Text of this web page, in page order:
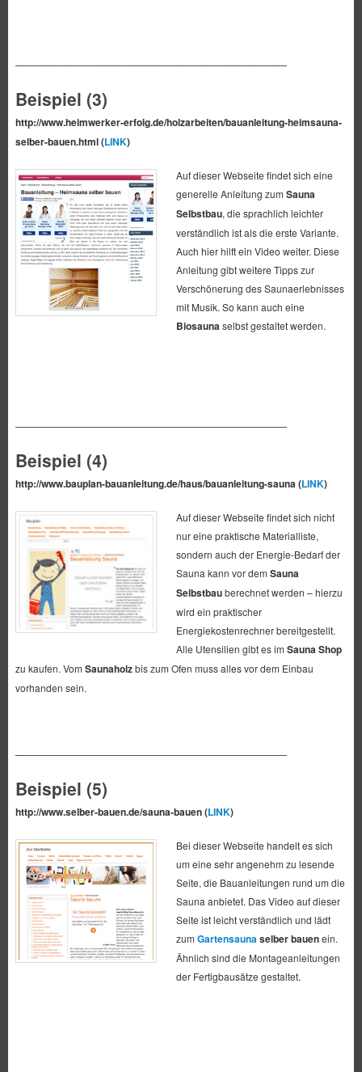
————————————————————————————
Beispiel (3)
http://www.heimwerker-erfolg.de/holzarbeiten/bauanleitung-heimsauna-
selber-bauen.html (LINK)
Auf dieser Webseite findet sich eine
generelle Anleitung zum Sauna
Selbstbau, die sprachlich leichter
verständlich ist als die erste Variante.
Auch hier hilft ein Video weiter. Diese
Anleitung gibt weitere Tipps zur
Verschönerung des Saunaerlebnisses
mit Musik. So kann auch eine
Biosauna selbst gestaltet werden.
————————————————————————————
Beispiel (4)
http://www.bauplan-bauanleitung.de/haus/bauanleitung-sauna (LINK)
Auf dieser Webseite findet sich nicht
nur eine praktische Materialliste,
sondern auch der Energie-Bedarf der
Sauna kann vor dem Sauna
Selbstbauberechnet werden – hierzu
wird ein praktischer
Energiekostenrechner bereitgestellt.
Alle Utensilien gibt es im Sauna Shop
zu kaufen. Vom Saunaholzbis zum Ofen muss alles vor dem Einbau
vorhanden sein.
————————————————————————————
Beispiel (5)
http://www.selber-bauen.de/sauna-bauen (LINK)
Bei dieser Webseite handelt es sich
um eine sehr angenehm zu lesende
Seite, die Bauanleitungen rund um die
Sauna anbietet. Das Video auf dieser
Seite ist leicht verständlich und lädt
zum Gartensaunaselber bauenein.
Ähnlich sind die Montageanleitungen
der Fertigbausätze gestaltet.